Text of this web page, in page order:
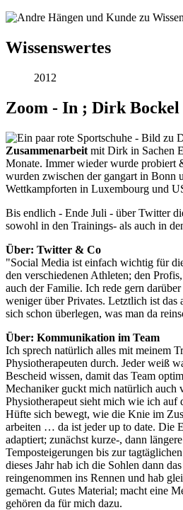
Wissenswertes
2012
Zoom - In ; Dirk Bockel
Zusammenarbeit mit Dirk in Sachen
Monate. Immer wieder wurde probiert
wurden zwischen der gangart in Bonn
Wettkampforten in Luxembourg und
Bis endlich - Ende Juli - über Twitter
sowohl in den Trainings- als auch in
Über: Twitter & Co
"Social Media ist einfach wichtig für
den verschiedenen Athleten; den
auch der Familie. Ich rede gern
weniger über Privates. Letztlich ist
sich schon überlegen, was man da
Über: Kommunikation im Team
Ich sprech natürlich alles mit meinem
Physiotherapeuten durch. Jeder weiß
Bescheid wissen, damit das Team
Mechaniker guckt mich natürlich auch
Physiotherapeut sieht mich wie ich auf
Hüfte sich bewegt, wie die Knie im
arbeiten … da ist jeder up to date. Die
adaptiert; zunächst kurze-, dann
Temposteigerungen bis zur
dieses Jahr hab ich die Sohlen dann
reingenommen ins Rennen und hab
gemacht. Gutes Material; macht eine
gehören da für mich dazu.